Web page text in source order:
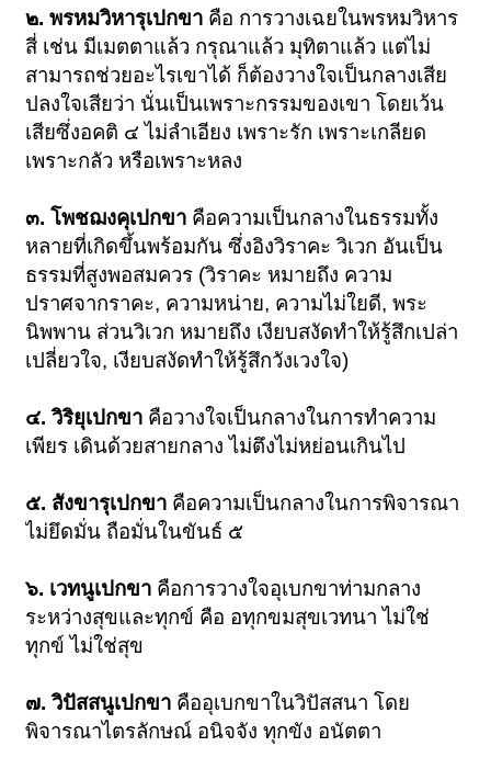
๒. พรหมวิหารุเปกขา คือ การวางเฉยในพรหมวิหาร
สี่ เช่น มีเมตตาแล้ว กรุณาแล้ว มุทิตาแล้ว แต่ไม่
สามารถช่วยอะไรเขาได้ ก็ต้องวางใจเป็นกลางเสีย
ปลงใจเสียว่า นั่นเป็นเพราะกรรมของเขา โดยเว้น
เสียซึ่งอคติ ๔ ไม่ลำเอียง เพราะรัก เพราะเกลียด
เพราะกลัว หรือเพราะหลง
๓. โพชฌงคุเปกขา คือความเป็นกลางในธรรมทั้ง
หลายที่เกิดขึ้นพร้อมกัน ซึ่งอิงวิราคะ วิเวก อันเป็น
ธรรมที่สูงพอสมควร (วิราคะ หมายถึง ความ
ปราศจากราคะ, ความหน่าย, ความไม่ใยดี, พระ
นิพพาน ส่วนวิเวก หมายถึง เงียบสงัดทำให้รู้สึกเปล่า
เปลี่ยวใจ, เงียบสงัดทำให้รู้สึกวังเวงใจ)
๔. วิริยุเปกขา คือวางใจเป็นกลางในการทำความ
เพียร เดินด้วยสายกลาง ไม่ตึงไม่หย่อนเกินไป
๕. สังขารุเปกขา คือความเป็นกลางในการพิจารณา
ไม่ยึดมั่น ถือมั่นในขันธ์ ๕
๖. เวทนูเปกขา คือการวางใจอุเบกขาท่ามกลาง
ระหว่างสุขและทุกข์ คือ อทุกขมสุขเวทนา ไม่ใช่
ทุกข์ ไม่ใช่สุข
๗. วิปัสสนูเปกขา คืออุเบกขาในวิปัสสนา โดย
พิจารณาไตรลักษณ์ อนิจจัง ทุกขัง อนัตตา